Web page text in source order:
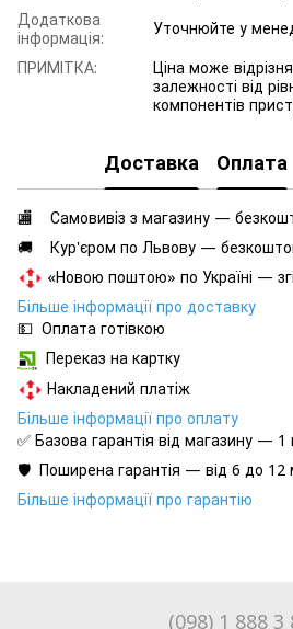
Додаткова
інформація:
Уточнюйте у
ПРИМІТКА:
Ціна може
залежності від
компонентів
Доставка Оплата
🏬 Самовивіз з магазину —
🚚 Кур'єром по Львову —
«Новою поштою» по Україні —
Більше інформації про доставку
💵 Оплата готівкою
Переказ на картку
Накладений платіж
Більше інформації про оплату
✅ Базова гарантія від магазину — 1
🛡️ Поширена гарантія — від 6 до 12
Більше інформації про гарантію
(098) 1 888 3